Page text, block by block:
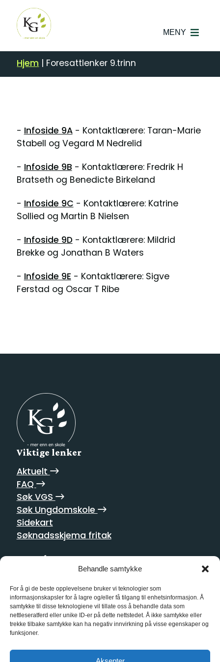
Behandle samtykke
For å gi de beste opplevelsene bruker vi teknologier som
informasjonskapsler for å lagre og/eller få tilgang til enhetsinformasjon. Å
samtykke til disse teknologiene vil tillate oss å behandle data som
nettleseratferd eller unike ID-er på dette nettstedet. Å ikke samtykke eller
trekke tilbake samtykke kan ha negativ innvirkning på visse egenskaper og
funksjoner.
MENY
Hjem | Foresattlenker 9.trinn
- Infoside 9A- Kontaktlærere: Taran-Marie
Stabell og Vegard M Nedrelid
- Infoside 9B - Kontaktlærere: Fredrik H
Bratseth og Benedicte Birkeland
- Infoside 9C - Kontaktlærere: Katrine
Sollied og Martin B Nielsen
- Infoside 9D - Kontaktlærere: Mildrid
Brekke og Jonathan B Waters
- Infoside 9E - Kontaktlærere: Sigve
Ferstad og Oscar T Ribe
Viktige lenker
Aktuelt
FAQ
Søk VGS
Søk Ungdomskole
Sidekart
Søknadsskjema fritak
Postadresse
0352 Oslo
Kontakt oss
21 55 10 00